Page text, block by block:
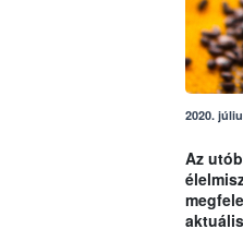
2020.
Az